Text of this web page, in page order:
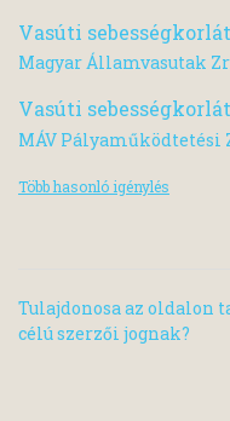
Vasúti
Magyar Államvasutak
Vasúti
MÁV Pályaműködtetési
Több hasonló igénylés
Tulajdonosa az
célú szerzői jognak?